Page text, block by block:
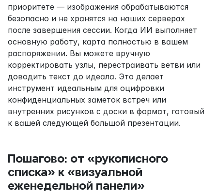
приоритете — изображения обрабатываются
безопасно и не хранятся на наших серверах
после завершения сессии. Когда ИИ выполняет
основную работу, карта полностью в вашем
распоряжении. Вы можете вручную
корректировать узлы, перестраивать ветви или
доводить текст до идеала. Это делает
инструмент идеальным для оцифровки
конфиденциальных заметок встреч или
внутренних рисунков с доски в формат, готовый
к вашей следующей большой презентации.
Пошагово: от «рукописного
списка» к «визуальной
еженедельной панели»